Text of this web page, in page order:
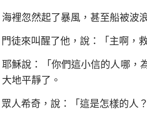
海裡忽然起了暴風，甚至船被波
門徒來叫醒了他，說：「主啊，
耶穌說：「你們這小信的人哪，
大地平靜了。
眾人希奇，說：「這是怎樣的人